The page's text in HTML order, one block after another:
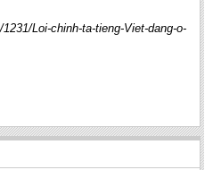
Loi-chinh-ta-tieng-Viet-dang-o-